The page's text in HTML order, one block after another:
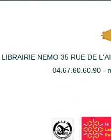
LIBRAIRIE NEMO 35 RUE DE
04.67.60.60.90 -